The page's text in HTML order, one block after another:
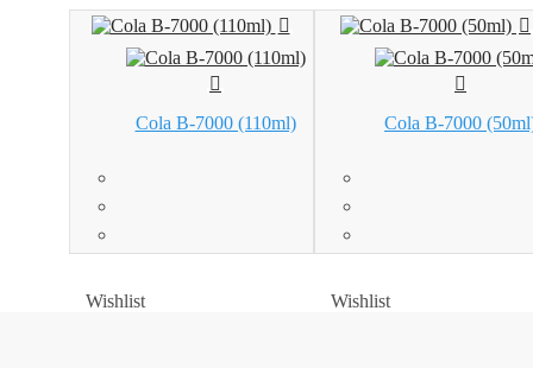
Cola B-7000 (110ml)
Wishlist
Cola B-7000
Wishlist